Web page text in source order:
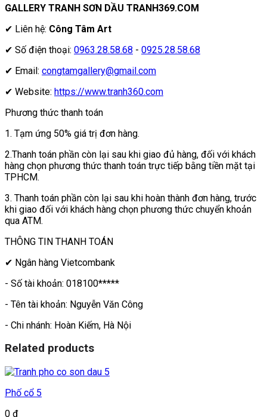
GALLERY TRANH SƠN DẦU TRANH369.COM
✔ Liên hệ: Công Tâm Art
✔ Số điện thoại: 0963.28.58.68 - 0925.28.58.68
✔ Email: congtamgallery@gmail.com
✔ Website: https://www.tranh360.com
Phương thức thanh toán
1. Tạm ứng 50% giá trị đơn hàng.
2.Thanh toán phần còn lại sau khi giao đủ hàng, đối với khách
hàng chọn phương thức thanh toán trực tiếp bằng tiền mặt tại
TPHCM.
3. Thanh toán phần còn lại sau khi hoàn thành đơn hàng, trước
khi giao đối với khách hàng chọn phương thức chuyển khoản
qua ATM.
THÔNG TIN THANH TOÁN
✔ Ngân hàng Vietcombank
- Số tài khoản: 018100*****
- Tên tài khoản: Nguyễn Văn Công
- Chi nhánh: Hoàn Kiếm, Hà Nội
Related products
Phố cổ 5
0 ₫